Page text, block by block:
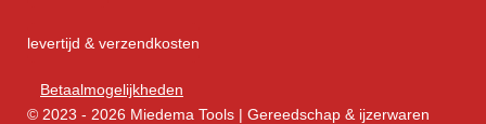
levertijd & verzendkosten
Betaalmogelijkheden
© 2023 - 2026 Miedema Tools | Gereedschap & ijzerwaren